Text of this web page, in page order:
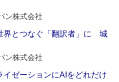
ン株式会社
界とつなぐ「翻訳者」に 城
ン株式会社
ゼーションにAIをどれだけ